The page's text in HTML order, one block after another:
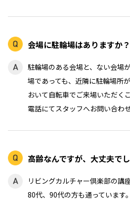
会場に駐輪場はありますか？
駐輪場のある会場と、ない会場
場であっても、近隣に駐輪場所
おいて自転車でご来場いただく
電話にてスタッフへお問い合わ
高齢なんですが、大丈夫で
リビングカルチャー倶楽部の講
80代、90代の方も通っています